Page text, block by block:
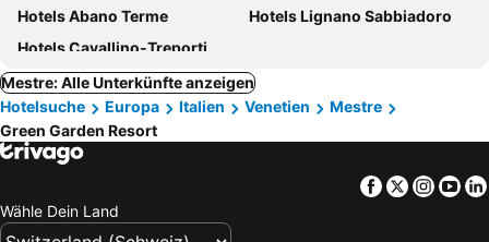
Hotels Abano Terme
Hotels Lignano Sabbiadoro
Hotels Cavallino-Treporti
Mestre: Alle Unterkünfte anzeigen
Hotelsuche
Europa Italien Venetien
Mestre
Green Garden Resort
Facebook
Twitter
Wähle Dein Land